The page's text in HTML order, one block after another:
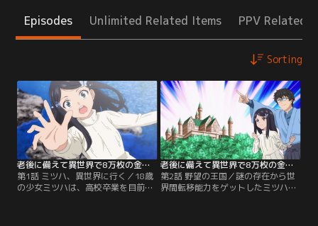
Episodes Unlimited Related Items PPV Related
Sorting
老後に備えて異世界で8万枚の金貨を貯めます 第01話
第1話 ミツハ、異世界に行く／18歳
の少女ミツハは、高校卒業を目前に
老後に備えて異世界で8万枚の金貨を貯めます 第02話
第2話 野望の王国／謎の存在から世
界間転移能力をゲットしたミツハ